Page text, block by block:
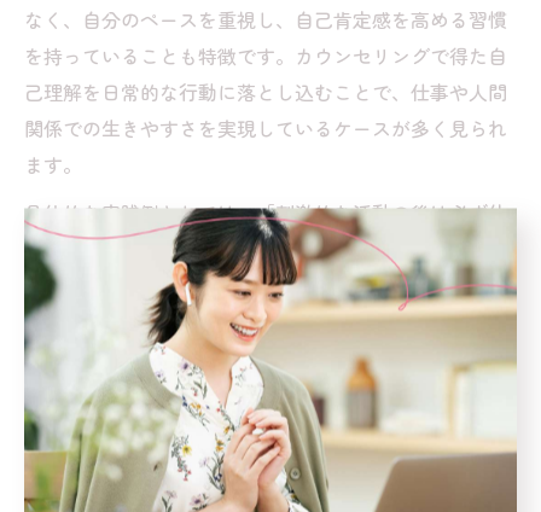
なく、自分のペースを重視し、自己肯定感を高める習慣
を持っていることも特徴です。カウンセリングで得た自
己理解を日常的な行動に落とし込むことで、仕事や人間
関係での生きやすさを実現しているケースが多く見られ
ます。
具体的な実践例としては、「刺激的な活動の後は必ず休
息をとる」「自分の気持ちを日記に書き出す」「信頼で
きる誰かに定期的に相談する」など、無理なく続けられ
る対処法を取り入れています。こうした工夫が、HSS型
HSPの持つ生きづらさの和らげ方として有効であること
がカウンセリング現場でも確認されています。
友達がいない孤独感にカウンセリングが寄り添う理由